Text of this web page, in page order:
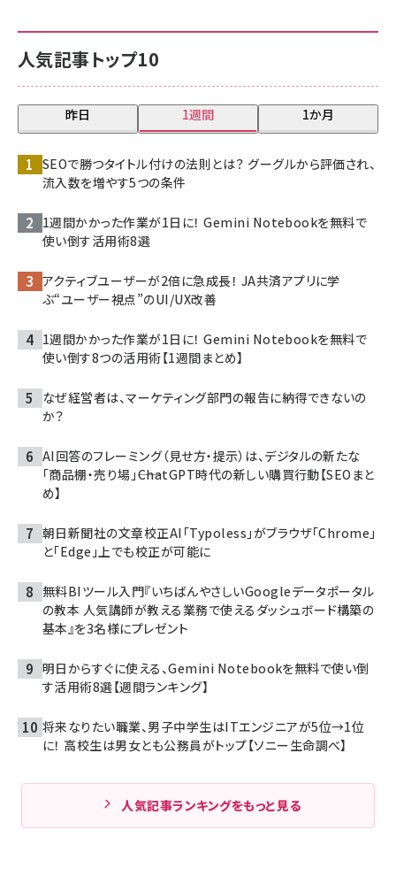
人気記事トップ10
昨日 1週間 1か月
SEOで勝つタイトル付けの法則とは？ グーグルから評価され、
流入数を増やす5つの条件
1週間かかった作業が1日に！ Gemini Notebookを無料で
使い倒す活用術8選
アクティブユーザーが2倍に急成長！ JA共済アプリに学
ぶ“ユーザー視点”のUI/UX改善
1週間かかった作業が1日に！ Gemini Notebookを無料で
使い倒す8つの活用術【1週間まとめ】
なぜ経営者は、マーケティング部門の報告に納得できないの
か？
AI回答のフレーミング（見せ方・提示）は、デジタルの新たな
「商品棚・売り場」――ChatGPT時代の新しい購買行動【SEOまと
め】
朝日新聞社の文章校正AI「Typoless」がブラウザ「Chrome」
と「Edge」上でも校正が可能に
無料BIツール入門『いちばんやさしいGoogleデータポータル
の教本 人気講師が教える業務で使えるダッシュボード構築の
基本』を3名様にプレゼント
明日からすぐに使える、Gemini Notebookを無料で使い倒
す活用術8選【週間ランキング】
将来なりたい職業、男子中学生はITエンジニアが5位→1位
に！ 高校生は男女とも公務員がトップ【ソニー生命調べ】
人気記事ランキングをもっと見る